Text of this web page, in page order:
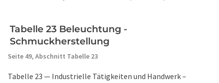
Tabelle 23 Beleuchtung -
Schmuckherstellung
Seite 49, Abschnitt Tabelle 23
Tabelle 23 — Industrielle Tätigkeiten und Handwerk –